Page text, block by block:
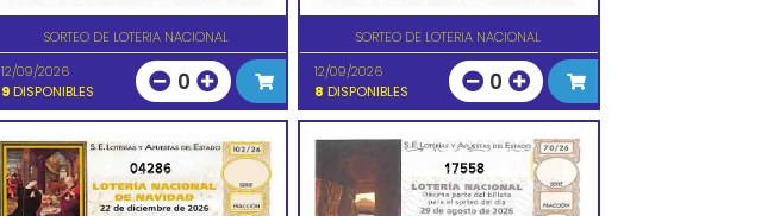
SORTEO DE LOTERIA NACIONAL
12/09/2026
9 DISPONIBLES 0
SORTEO DE LOTERIA NACIONAL
12/09/2026
8 DISPONIBLES 0
04286 17558